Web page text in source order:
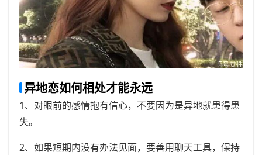
异地恋如何相处才能永远
1、对眼前的感情抱有信心，不要因为是异地就患得患
失。
2、如果短期内没有办法见面，要善用聊天工具，保持